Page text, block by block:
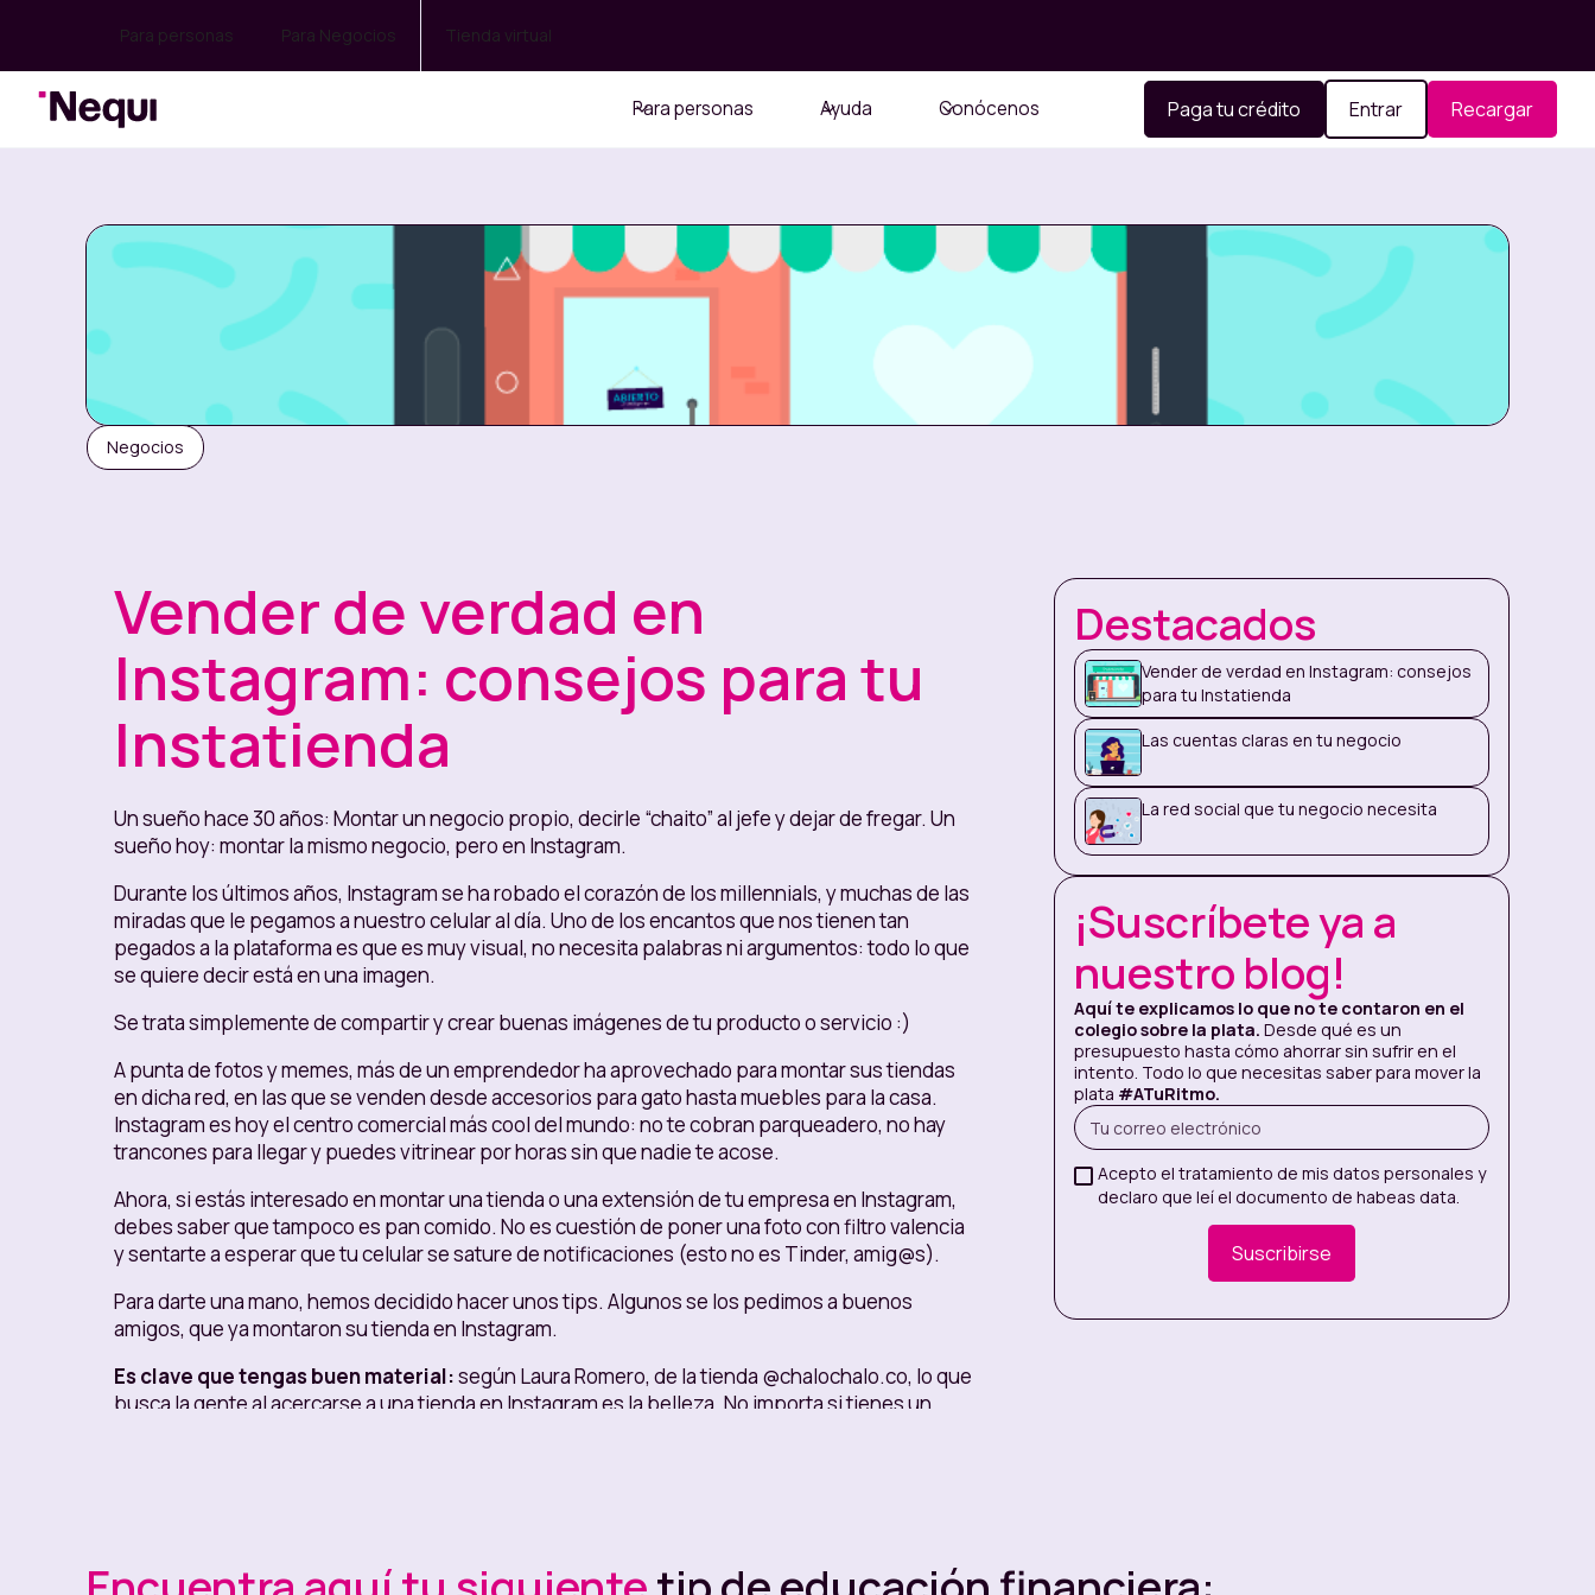
Para personas Para Negocios Tienda virtual
Para personas Ayuda Conócenos Paga tu crédito Entrar Recargar
Negocios
Vender de verdad en
Instagram: consejos para tu
Instatienda
Un sueño hace 30 años: Montar un negocio propio, decirle “chaito” al jefe y dejar de fregar. Un
sueño hoy: montar la mismo negocio, pero en Instagram.
Durante los últimos años, Instagram se ha robado el corazón de los millennials, y muchas de las
miradas que le pegamos a nuestro celular al día. Uno de los encantos que nos tienen tan
pegados a la plataforma es que es muy visual, no necesita palabras ni argumentos: todo lo que
se quiere decir está en una imagen.
Se trata simplemente de compartir y crear buenas imágenes de tu producto o servicio :)
A punta de fotos y memes, más de un emprendedor ha aprovechado para montar sus tiendas
en dicha red, en las que se venden desde accesorios para gato hasta muebles para la casa.
Instagram es hoy el centro comercial más cool del mundo: no te cobran parqueadero, no hay
trancones para llegar y puedes vitrinear por horas sin que nadie te acose.
Ahora, si estás interesado en montar una tienda o una extensión de tu empresa en Instagram,
debes saber que tampoco es pan comido. No es cuestión de poner una foto con filtro valencia
y sentarte a esperar que tu celular se sature de notificaciones (esto no es Tinder, amig@s).
Para darte una mano, hemos decidido hacer unos tips. Algunos se los pedimos a buenos
amigos, que ya montaron su tienda en Instagram.
Es clave que tengas buen material:según Laura Romero, de la tienda @chalochalo.co, lo que
busca la gente al acercarse a una tienda en Instagram es la belleza. No importa si tienes un
publicaciones semanales y ver a qué días y horas, tu público responde mejor para aprender de
Destacados
Vender de verdad en Instagram: consejos
para tu Instatienda
Las cuentas claras en tu negocio
La red social que tu negocio necesita
¡Suscríbete ya a
nuestro blog!
Aquí te explicamos lo que no te contaron en el
colegio sobre la plata. Desde qué es un
presupuesto hasta cómo ahorrar sin sufrir en el
intento. Todo lo que necesitas saber para mover la
plata #ATuRitmo.
Acepto el tratamiento de mis datos personales y
declaro que leí el documento de habeas data.